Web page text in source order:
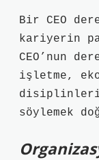
Bir CEO
kariyerin
CEO’nun
işletme,
söylemek